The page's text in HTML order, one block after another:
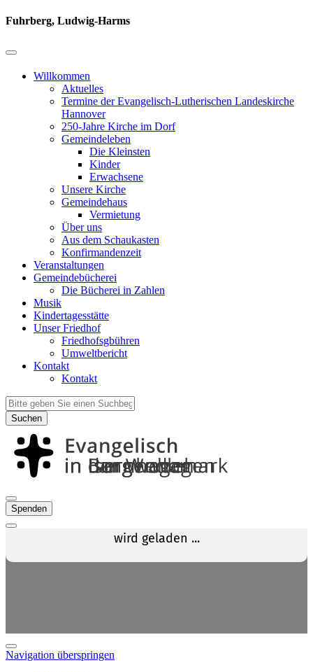
Fuhrberg, Ludwig-Harms
Willkommen
Aktuelles
Termine der Evangelisch-Lutherischen Landeskirche
Hannover
250-Jahre Kirche im Dorf
Gemeindeleben
Die Kleinsten
Kinder
Erwachsene
Unsere Kirche
Gemeindehaus
Vermietung
Über uns
Aus dem Schaukasten
Konfirmandenzeit
Veranstaltungen
Gemeindebücherei
Die Bücherei in Zahlen
Musik
Kindertagesstätte
Unser Friedhof
Friedhofsgbühren
Umweltbericht
Kontakt
Kontakt
Suchen
Spenden
Navigation überspringen